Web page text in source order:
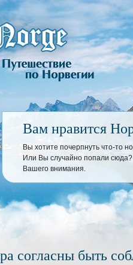
Вам нравится
Вы хотите почерпнуть что-то
Или Вы случайно попали
Вашего внимания.
согласны быть